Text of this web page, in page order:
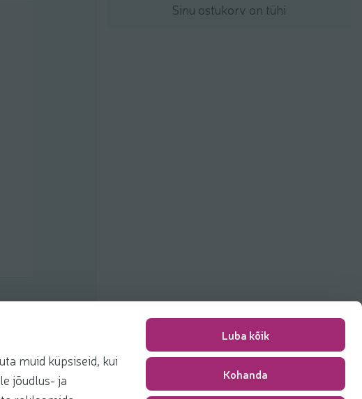
muid küpsiseid, kui
jõudlus- ja
Luba kõik
Kohanda
Sinu ostukorv on tühi